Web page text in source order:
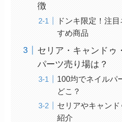
徴
ドンキ限定！注
すめ商品
セリア・キャンドゥ
パーツ売り場は？
100均でネイルパ
どこ？
セリアやキャン
紹介